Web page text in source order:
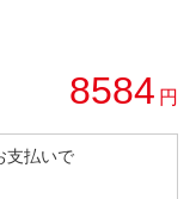
8584 円
支払いで